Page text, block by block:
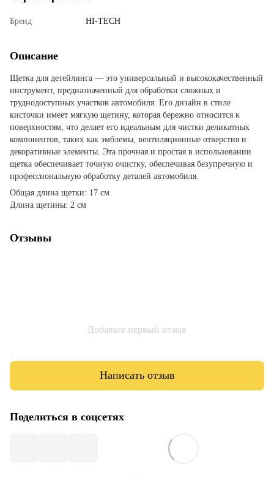
Бренд HI-TECH
Описание
Щетка для детейлинга — это универсальный и высококачественный
инструмент, предназначенный для обработки сложных и
труднодоступных участков автомобиля. Его дизайн в стиле
кисточки имеет мягкую щетину, которая бережно относится к
поверхностям, что делает его идеальным для чистки деликатных
компонентов, таких как эмблемы, вентиляционные отверстия и
декоративные элементы. Эта прочная и простая в использовании
щетка обеспечивает точную очистку, обеспечивая безупречную и
профессиональную обработку деталей автомобиля.
Общая длина щетки: 17 см
Длина щетины: 2 см
Отзывы
Добавьте первый отзыв
Написать отзыв
Поделиться в соцсетях